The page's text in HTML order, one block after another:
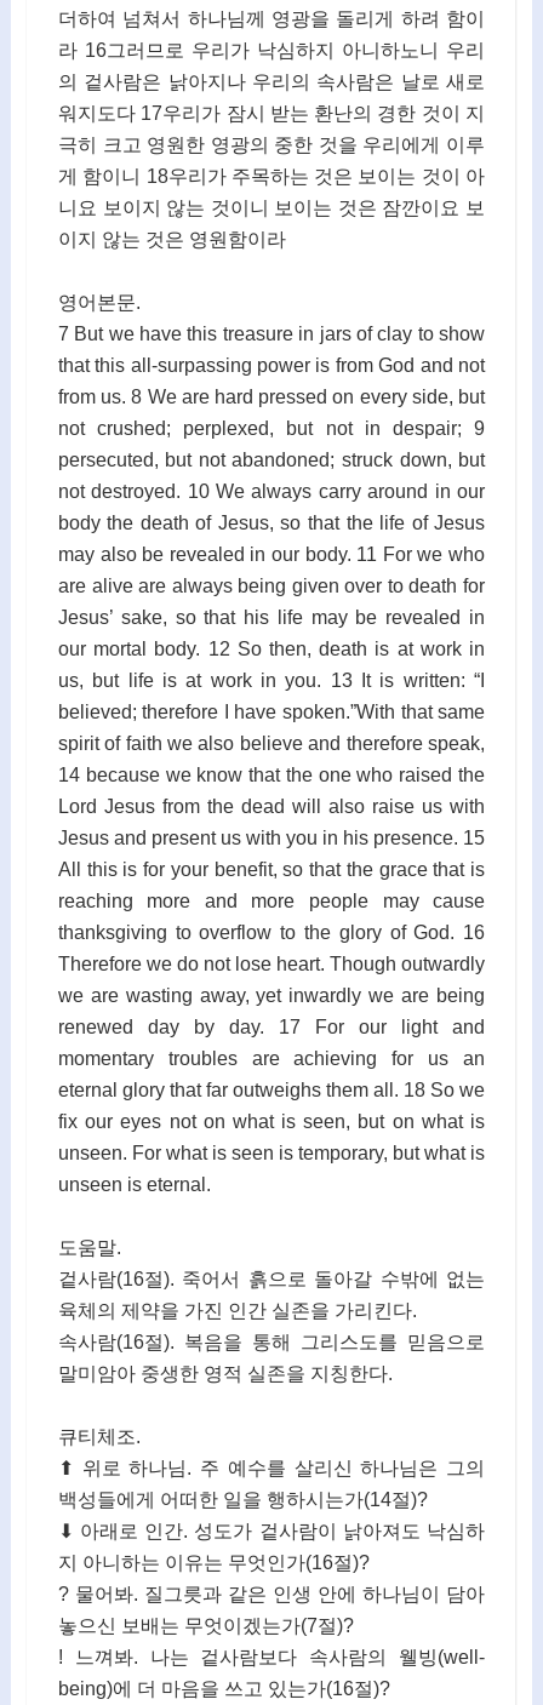
더하여 넘쳐서 하나님께 영광을 돌리게 하려 함이
라 16그러므로 우리가 낙심하지 아니하노니 우리
의 겉사람은 낡아지나 우리의 속사람은 날로 새로
워지도다 17우리가 잠시 받는 환난의 경한 것이 지
극히 크고 영원한 영광의 중한 것을 우리에게 이루
게 함이니 18우리가 주목하는 것은 보이는 것이 아
니요 보이지 않는 것이니 보이는 것은 잠깐이요 보
이지 않는 것은 영원함이라
영어본문.
7 But we have this treasure in jars of clay to show
that this all-surpassing power is from God and not
from us. 8 We are hard pressed on every side, but
not crushed; perplexed, but not in despair; 9
persecuted, but not abandoned; struck down, but
not destroyed. 10 We always carry around in our
body the death of Jesus, so that the life of Jesus
may also be revealed in our body. 11 For we who
are alive are always being given over to death for
Jesus’ sake, so that his life may be revealed in
our mortal body. 12 So then, death is at work in
us, but life is at work in you. 13 It is written: “I
believed; therefore I have spoken.”With that same
spirit of faith we also believe and therefore speak,
14 because we know that the one who raised the
Lord Jesus from the dead will also raise us with
Jesus and present us with you in his presence. 15
All this is for your benefit, so that the grace that is
reaching more and more people may cause
thanksgiving to overflow to the glory of God. 16
Therefore we do not lose heart. Though outwardly
we are wasting away, yet inwardly we are being
renewed day by day. 17 For our light and
momentary troubles are achieving for us an
eternal glory that far outweighs them all. 18 So we
fix our eyes not on what is seen, but on what is
unseen. For what is seen is temporary, but what is
unseen is eternal.
도움말.
겉사람(16절). 죽어서 흙으로 돌아갈 수밖에 없는
육체의 제약을 가진 인간 실존을 가리킨다.
속사람(16절). 복음을 통해 그리스도를 믿음으로
말미암아 중생한 영적 실존을 지칭한다.
큐티체조.
⬆ 위로 하나님. 주 예수를 살리신 하나님은 그의
백성들에게 어떠한 일을 행하시는가(14절)?
⬇ 아래로 인간. 성도가 겉사람이 낡아져도 낙심하
지 아니하는 이유는 무엇인가(16절)?
? 물어봐. 질그릇과 같은 인생 안에 하나님이 담아
놓으신 보배는 무엇이겠는가(7절)?
! 느껴봐. 나는 겉사람보다 속사람의 웰빙(well-
being)에 더 마음을 쓰고 있는가(16절)?